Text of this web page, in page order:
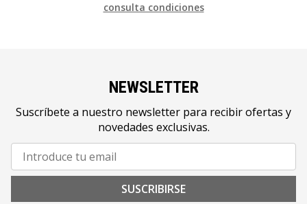
consulta condiciones
NEWSLETTER
Suscríbete a nuestro newsletter para recibir ofertas y
novedades exclusivas.
SUSCRIBIRSE